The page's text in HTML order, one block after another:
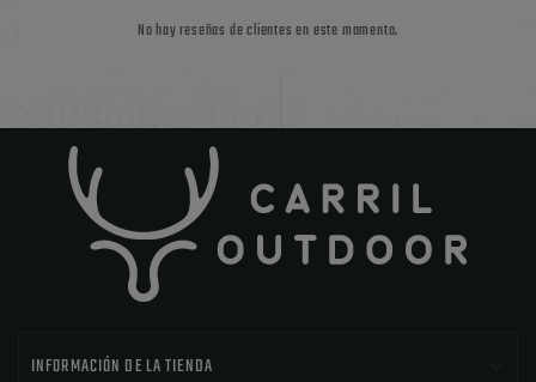
No hay reseñas de clientes en este momento.
INFORMACIÓN DE LA TIENDA